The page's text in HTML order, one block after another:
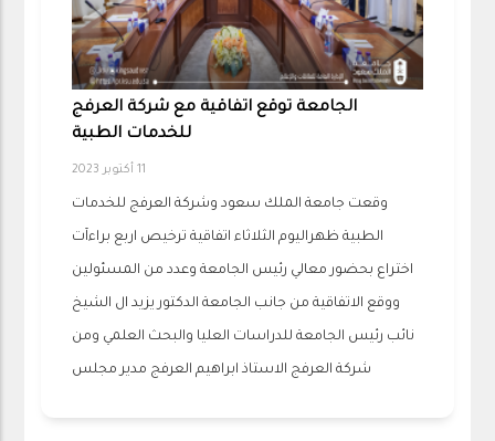
الجامعة توقع اتفاقية مع شركة العرفج
للخدمات الطبية
11 أكتوبر 2023
وقعت جامعة الملك سعود وشركة العرفج للخدمات
الطبية ظهراليوم الثلاثاء اتفاقية ترخيص اربع براءآت
اختراع بحضور معالي رئيس الجامعة وعدد من المسئولين
ووقع الاتفاقية من جانب الجامعة الدكتور يزيد ال الشيخ
نائب رئيس الجامعة للدراسات العليا والبحث العلمي ومن
شركة العرفج الاستاذ ابراهيم العرفج مدير مجلس